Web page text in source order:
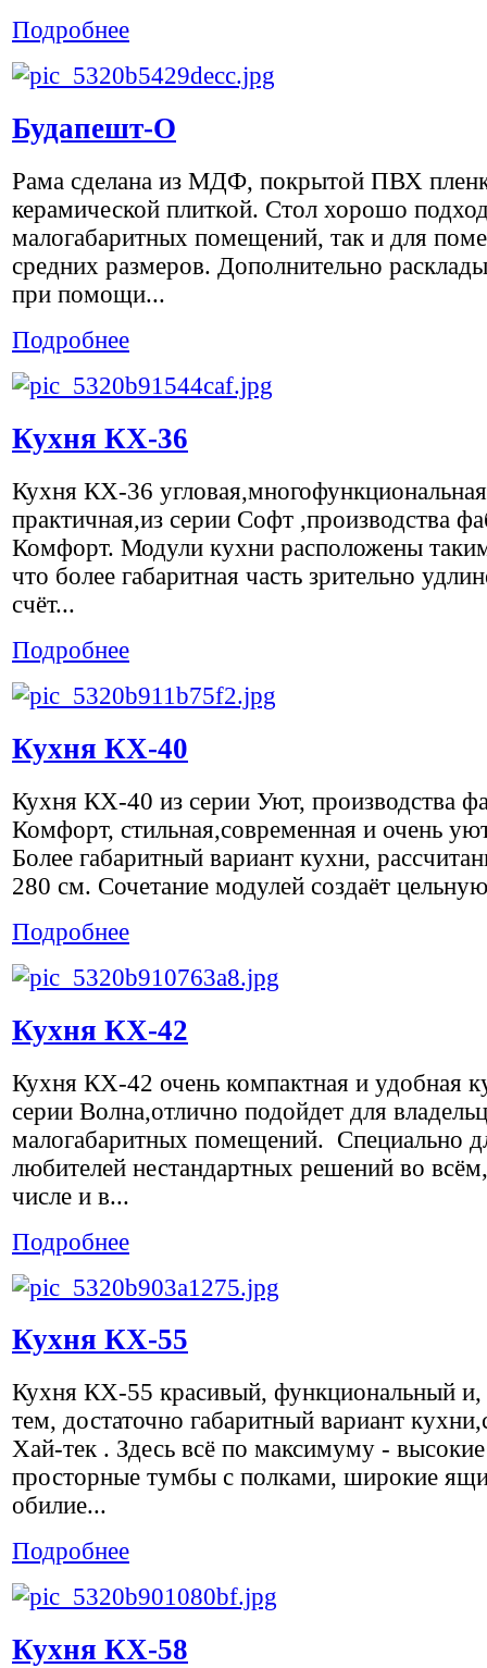
Подробнее
Будапешт-О
Рама сделана из МДФ, покрытой ПВХ
керамической плиткой. Стол хорошо
малогабаритных помещений, так и для
средних размеров. Дополнительно
при помощи...
Подробнее
Кухня КХ-36
Кухня КХ-36
практичная,из серии Софт ,производства
Комфорт. Модули кухни расположены
что более габаритная часть зрительно
счёт...
Подробнее
Кухня КХ-40
Кухня КХ-40 из серии Уют, производства
Комфорт, стильная,современная и очень
Более габаритный вариант кухни,
280 см. Сочетание модулей создаёт
Подробнее
Кухня КХ-42
Кухня КХ-42 очень компактная и удобная
серии Волна,отлично подойдет для
малогабаритных помещений. Специально
любителей нестандартных решений во
числе и в...
Подробнее
Кухня КХ-55
Кухня КХ-55 красивый, функциональный и,
тем, достаточно габаритный вариант
Хай-тек . Здесь всё по максимуму -
просторные тумбы с полками, широкие
обилие...
Подробнее
Кухня КХ-58